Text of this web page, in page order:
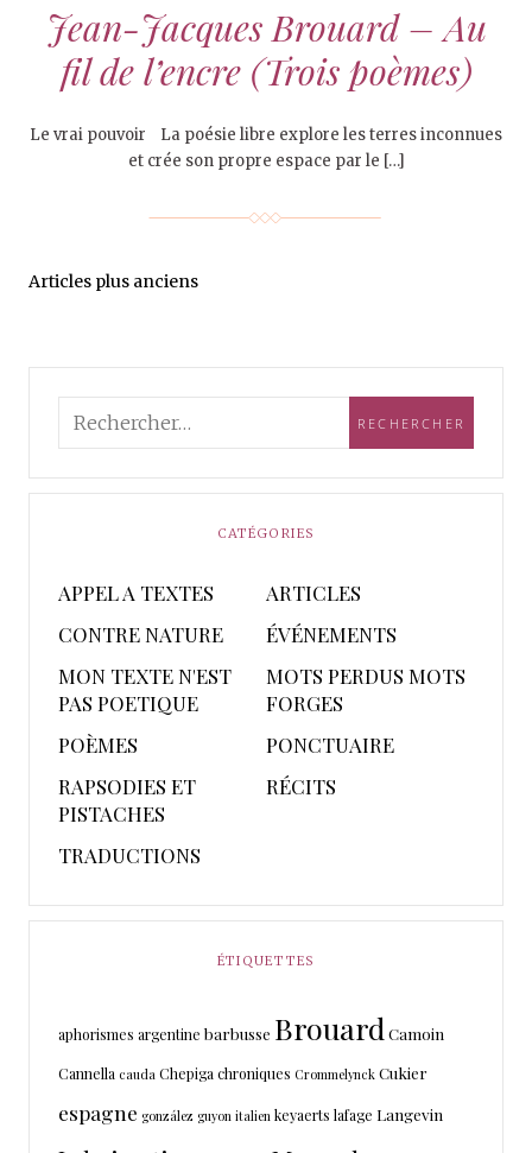
Jean-Jacques Brouard – Au
fil de l’encre (Trois poèmes)
Le vrai pouvoir La poésie libre explore les terres inconnues
et crée son propre espace par le […]
Articles plus anciens
CATÉGORIES
APPEL A TEXTES
ARTICLES
CONTRE NATURE
ÉVÉNEMENTS
MON TEXTE N'EST
PAS POETIQUE
MOTS PERDUS MOTS
FORGES
POÈMES
PONCTUAIRE
RAPSODIES ET
PISTACHES
RÉCITS
TRADUCTIONS
ÉTIQUETTES
aphorismes argentine barbusse Brouard Camoin
Cannella cauda Chepiga chroniques Crommelynck Cukier
espagne gonzález guyon italien keyaerts lafage Langevin